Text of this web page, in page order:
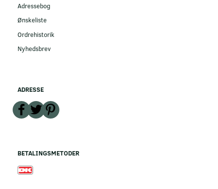
Adressebog
Ønskeliste
Ordrehistorik
Nyhedsbrev
ADRESSE
BETALINGSMETODER